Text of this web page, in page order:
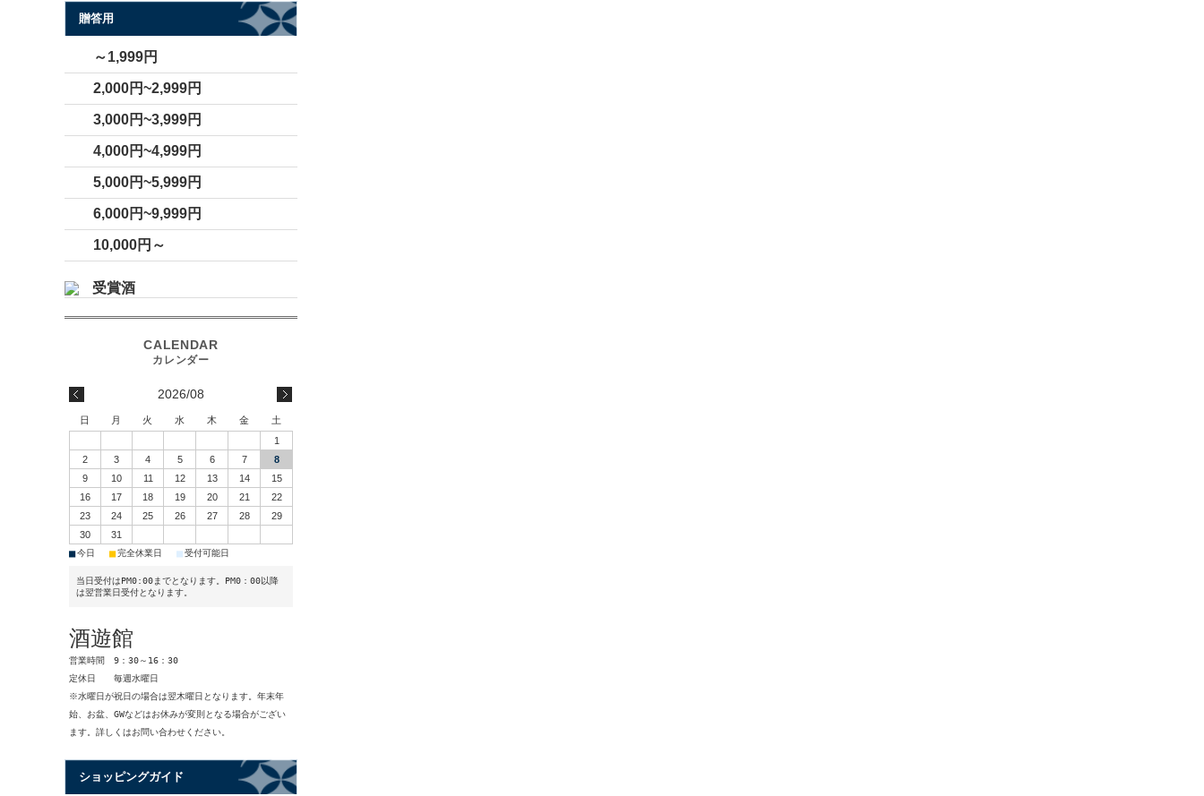
贈答用
～1,999円
2,000円~2,999円
3,000円~3,999円
4,000円~4,999円
5,000円~5,999円
6,000円~9,999円
10,000円～
受賞酒
2026/08
日 月 火 水 木 金
土
1
2
3 4 5 6 7
8
9
10 11 12 13 14
15
16
17 18 19 20 21
22
23
24 25 26 27 28
29
30
31
■今日 ■完全休業日 ■受付可能日
当日受付はPM0:00までとなります。PM0：00以降
は翌営業日受付となります。
酒遊館
営業時間 9：30～16：30
定休日 毎週水曜日
※水曜日が祝日の場合は翌木曜日となります。年末年
始、お盆、GWなどはお休みが変則となる場合がござい
ます。詳しくはお問い合わせください。
ショッピングガイド